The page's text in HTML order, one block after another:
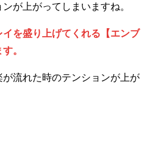
が上がってしまいますね。
を盛り上げてくれる【エンブ
。
流れた時のテンションが上が